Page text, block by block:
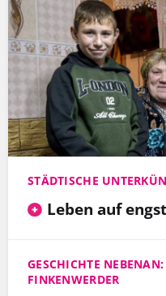
STÄDTISCHE
Leben auf
GESCHICHTE
FINKENWERDER